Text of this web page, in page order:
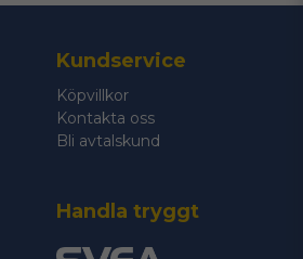
min fråga
Skicka fråga
Kundservice
Köpvillkor
Kontakta oss
Bli avtalskund
Handla tryggt